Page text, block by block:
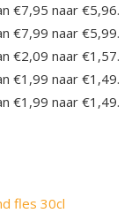
€7,95 naar €5,96.
€7,99 naar €5,99.
€2,09 naar €1,57.
€1,99 naar €1,49.
€1,99 naar €1,49.
fles 30cl